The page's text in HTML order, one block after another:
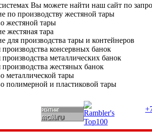
Вы можете найти наш сайт по
по производству жестяной тары
жестяной тары
жестяная тара
для производства тары и контейнеров
консервных банок
металлических банок
жестяных банок
металлической тары
полимерной и пластиковой тары